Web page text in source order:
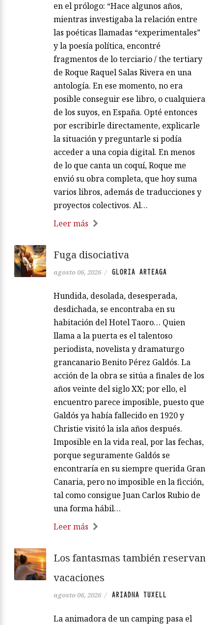
en el prólogo: “Hace algunos años,
mientras investigaba la relación entre
las poéticas llamadas “experimentales”
y la poesía política, encontré
fragmentos de lo terciario / the tertiary
de Roque Raquel Salas Rivera en una
antología. En ese momento, no era
posible conseguir ese libro, o cualquiera
de los suyos, en España. Opté entonces
por escribirle directamente, explicarle
la situación y preguntarle si podía
acceder a una copia digital. En menos
de lo que canta un coquí, Roque me
envió su obra completa, que hoy suma
varios libros, además de traducciones y
proyectos colectivos. Al…
Leer más
Fuga disociativa
agosto 06, 2026 / GLORIA ARTEAGA
Hundida, desolada, desesperada,
desdichada, se encontraba en su
habitación del Hotel Taoro… Quien
llama a la puerta es el talentoso
periodista, novelista y dramaturgo
grancanario Benito Pérez Galdós. La
acción de la obra se sitúa a finales de los
años veinte del siglo XX; por ello, el
encuentro parece imposible, puesto que
Galdós ya había fallecido en 1920 y
Christie visitó la isla años después.
Imposible en la vida real, por las fechas,
porque seguramente Galdós se
encontraría en su siempre querida Gran
Canaria, pero no imposible en la ficción,
tal como consigue Juan Carlos Rubio de
una forma hábil…
Leer más
Los fantasmas también reservan
vacaciones
agosto 06, 2026 / ARIADNA TUXELL
La animadora de un camping pasa el